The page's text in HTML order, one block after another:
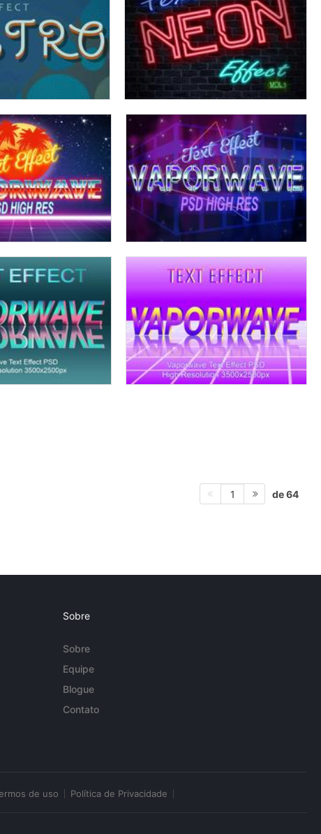
1 de 64
Sobre
Sobre
Equipe
Blogue
Contato
de uso Política de Privacidade